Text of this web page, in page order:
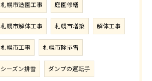
札幌市造園工事 庭園修繕
札幌市解体工事 札幌市増築 解体工事
札幌市工事 札幌市除排雪
シーズン排雪 ダンプの運転手